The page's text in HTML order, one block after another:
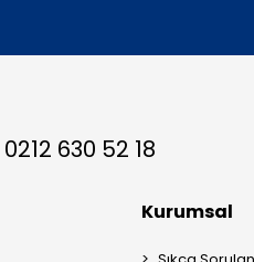
630 52 18
Kurumsal